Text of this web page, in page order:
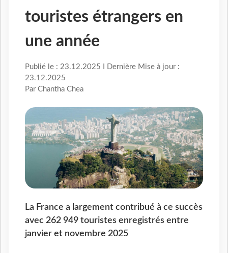
touristes étrangers en
une année
Publié le : 23.12.2025 I Dernière Mise à jour :
23.12.2025
Par Chantha Chea
La France a largement contribué à ce succès
avec 262 949 touristes enregistrés entre
janvier et novembre 2025